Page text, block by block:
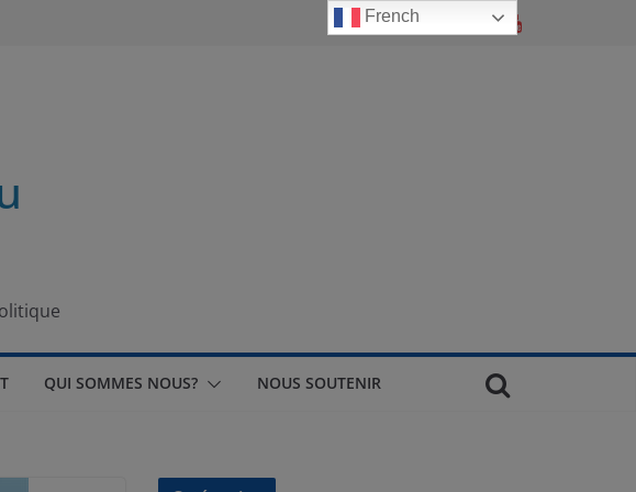
QUI SOMMES NOUS? NOUS SOUTENIR
French